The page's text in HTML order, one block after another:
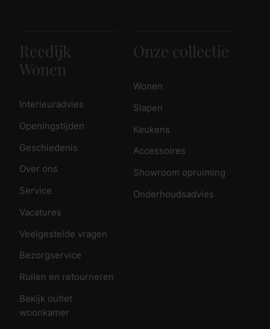
Reedijk
Wonen
Interieuradvies
Openingstijden
Geschiedenis
Over ons
Service
Vacatures
Veelgestelde vragen
Bezorgservice
Ruilen en retourneren
Bekijk outlet
woonkamer
Onze collectie
Wonen
Slapen
Keukens
Accessoires
Showroom opruiming
Onderhoudsadvies